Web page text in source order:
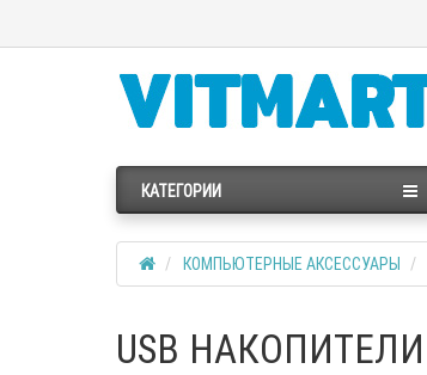
КАТЕГОРИИ
КОМПЬЮТЕРНЫЕ АКСЕССУАРЫ
USB НАКОПИТЕЛИ